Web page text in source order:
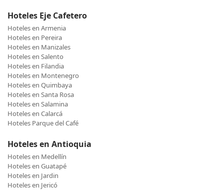
Hoteles Eje Cafetero
Hoteles en Armenia
Hoteles en Pereira
Hoteles en Manizales
Hoteles en Salento
Hoteles en Filandia
Hoteles en Montenegro
Hoteles en Quimbaya
Hoteles en Santa Rosa
Hoteles en Salamina
Hoteles en Calarcá
Hoteles Parque del Café
Hoteles en Antioquia
Hoteles en Medellín
Hoteles en Guatapé
Hoteles en Jardin
Hoteles en Jericó